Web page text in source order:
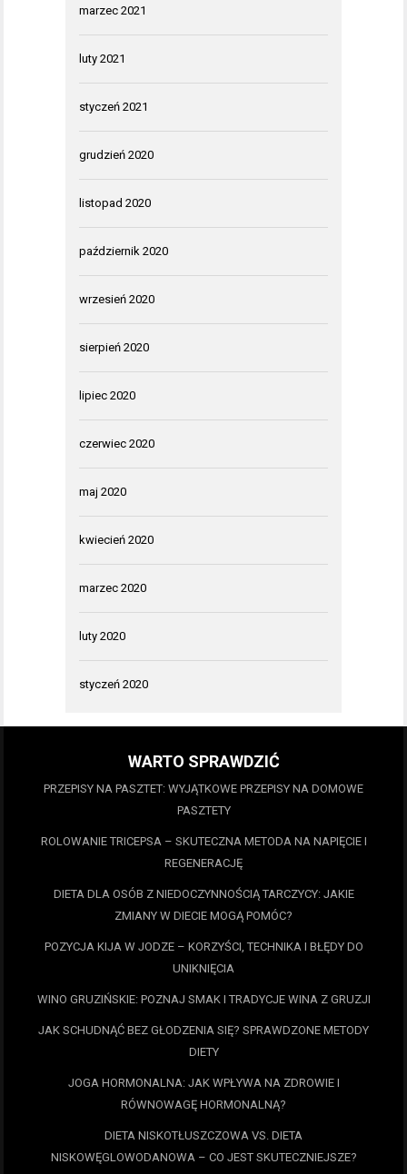
marzec 2021
luty 2021
styczeń 2021
grudzień 2020
listopad 2020
październik 2020
wrzesień 2020
sierpień 2020
lipiec 2020
czerwiec 2020
maj 2020
kwiecień 2020
marzec 2020
luty 2020
styczeń 2020
WARTO SPRAWDZIĆ
PRZEPISY NA PASZTET: WYJĄTKOWE PRZEPISY NA DOMOWE
PASZTETY
ROLOWANIE TRICEPSA – SKUTECZNA METODA NA NAPIĘCIE I
REGENERACJĘ
DIETA DLA OSÓB Z NIEDOCZYNNOŚCIĄ TARCZYCY: JAKIE
ZMIANY W DIECIE MOGĄ POMÓC?
POZYCJA KIJA W JODZE – KORZYŚCI, TECHNIKA I BŁĘDY DO
UNIKNIĘCIA
WINO GRUZIŃSKIE: POZNAJ SMAK I TRADYCJE WINA Z GRUZJI
JAK SCHUDNĄĆ BEZ GŁODZENIA SIĘ? SPRAWDZONE METODY
DIETY
JOGA HORMONALNA: JAK WPŁYWA NA ZDROWIE I
RÓWNOWAGĘ HORMONALNĄ?
DIETA NISKOTŁUSZCZOWA VS. DIETA
NISKOWĘGLOWODANOWA – CO JEST SKUTECZNIEJSZE?